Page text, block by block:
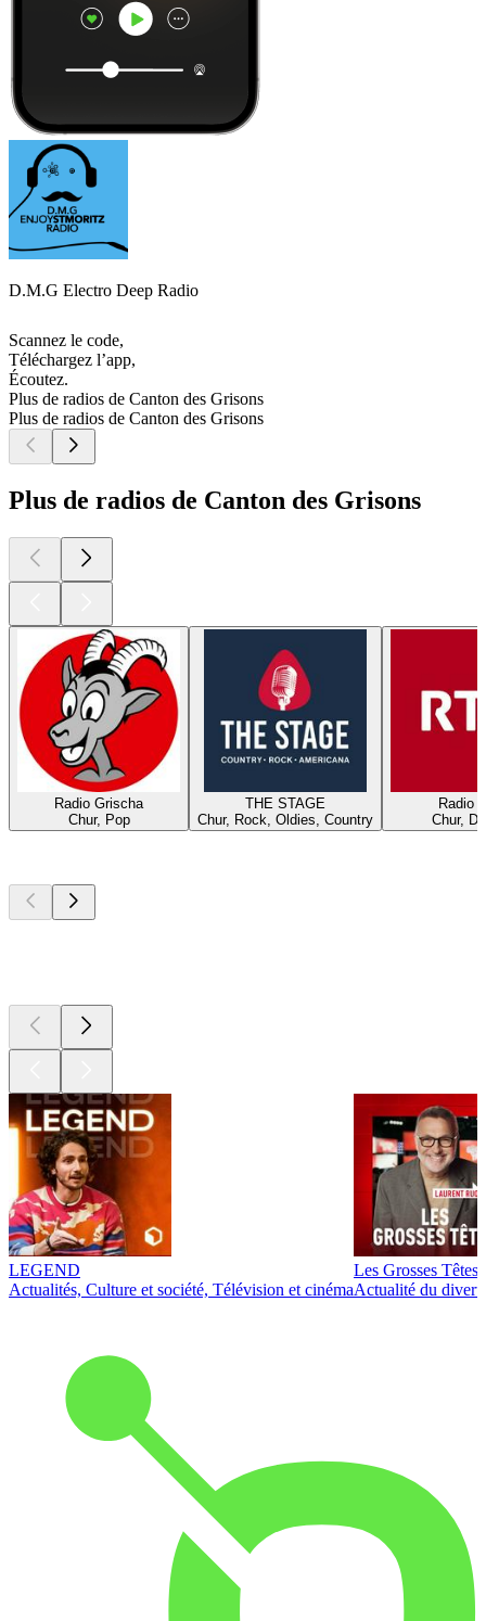
D.M.G Electro Deep Radio
Scannez le code,
Téléchargez l’app,
Écoutez.
Plus de radios de Canton des Grisons
Plus de radios de Canton des Grisons
Plus de radios de Canton des Grisons
Radio Grischa
Chur, Pop
THE STAGE
Chur, Rock, Oldies, Country
Radio
Chur,
LEGEND
Actualités, Culture et société, Télévision et cinéma
Les Grosses Têtes
Actualité du